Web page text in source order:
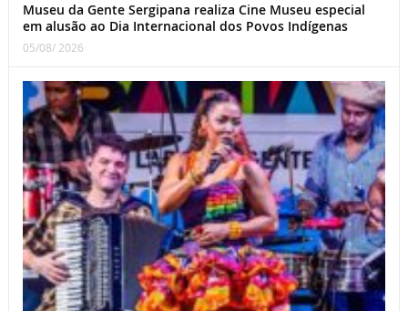
Museu da Gente Sergipana realiza Cine Museu especial
em alusão ao Dia Internacional dos Povos Indígenas
05/08/ 2026